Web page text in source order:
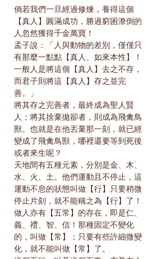
倘若我們一旦經過修煉，養得這個
【真人】圓滿成功，勝過窮困潦倒的
人忽然獲得千金萬寶！
孟子說：「人與動物的差別，僅僅只
有那麼一點點【真人、如來本性】！
一般人是將這個【真人】去之不存，
而君子則將這【真人】存之並完
善。」
將其存之完善者，最終成為聖人賢
人；將其捨棄拋卻者，則成為飛禽鳥
獸。也就是在他丟棄那一刻，就已經
變成了飛禽鳥獸，哪裡還要等到死後
或者來生呢？
天地間有五種元素，分別是金、木、
水、火、土。他們運動且不停止，這
運動不息的狀態叫做【行】只要稍微
停止片刻，就不能稱之為【行】了！
做人亦有【五常】的存在，即是仁、
義、禮、智、信！那種固定不變化
的，叫做【常】；只要有些許細微變
化，就不能叫做【常】了。